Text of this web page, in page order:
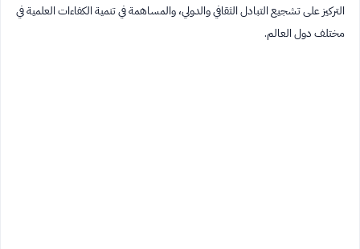
التركيز على تشجيع التبادل الثقافي والدولي، والمساهمة في تنمية الكفاءات العلمية في
مختلف دول العالم.